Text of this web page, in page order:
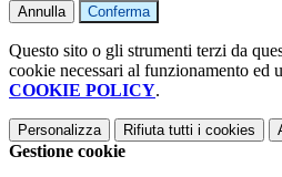
Annulla Conferma
Questo sito o gli strumenti terzi da
cookie necessari al funzionamento ed
COOKIE POLICY.
Personalizza Rifiuta tutti i cookies
Gestione cookie